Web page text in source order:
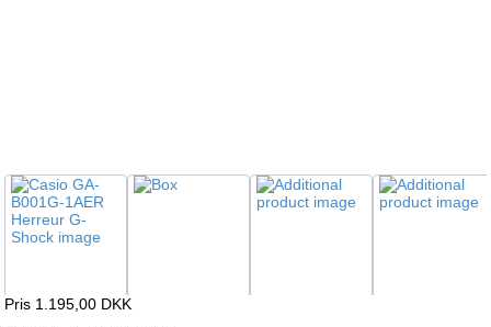
Pris 1.195,00 DKK